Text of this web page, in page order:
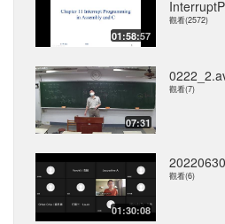
01:58:57
觀看(2572)
07:31
觀看(7)
01:30:08
觀看(6)